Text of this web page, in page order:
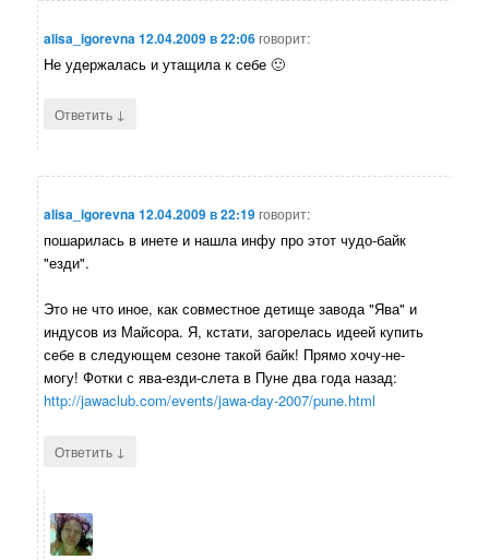
alisa_igorevna12.04.2009 в 22:06говорит:
Не удержалась и утащила к себе 🙂
Ответить ↓
alisa_igorevna12.04.2009 в 22:19говорит:
пошарилась в инете и нашла инфу про этот чудо-байк
"езди".
Это не что иное, как совместное детище завода "Ява" и
индусов из Майсора. Я, кстати, загорелась идеей купить
себе в следующем сезоне такой байк! Прямо хочу-не-
могу! Фотки с ява-езди-слета в Пуне два года назад:
http://jawaclub.com/events/jawa-day-2007/pune.html
Ответить ↓